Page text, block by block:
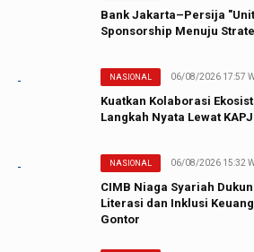
Bank Jakarta–Persija
Sponsorship Menuju
NASIONAL 06/08/2026 17:57
Kuatkan Kolaborasi
Langkah Nyata Lewat KAPJ
NASIONAL 06/08/2026 15:32
CIMB Niaga Syariah
Literasi dan Inklusi
Gontor